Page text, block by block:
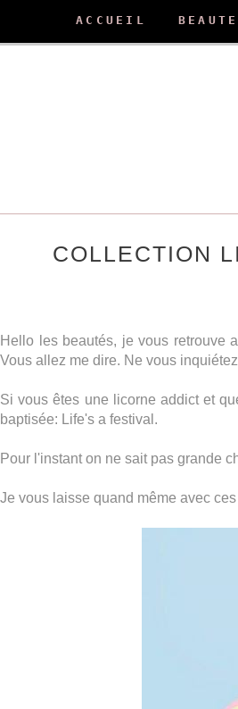
ACCUEIL BEAUTE
COLLECTION
Hello les beautés, je vous retrouve
Vous allez me dire. Ne vous
Si vous êtes une licorne addict et
baptisée: Life's a festival.
Pour l'instant on ne sait pas grande
Je vous laisse quand même avec